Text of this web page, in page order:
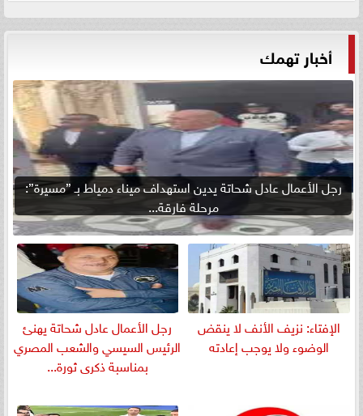
أخبار تهمك
رجل الأعمال عادل شحاتة يدين استهداف ميناء دمياط بـ ”مسيرة”:
مرحلة فارقة...
الإفتاء: نزيف الأنف لا ينقض
الوضوء ولا يوجب إعادته
رجل الأعمال عادل شحاتة يهنئ
الرئيس السيسي والشعب المصري
بمناسبة ذكرى ثورة...